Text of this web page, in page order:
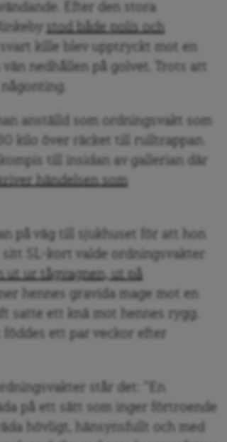
Efter den stora
stod både polis och
kille blev upptryckt mot en
nedhållen på golvet. Trots att
anställd som ordningsvakt som
kilo över räcket till rulltrappan.
till insidan av gallerian där
händelsen som
på väg till sjukhuset för att hon
SL-kort valde ordningsvakter
ut ur tågvagnen, ut på
hennes gravida mage mot en
satte ett knä mot hennes rygg.
ett par veckor efter
står det: “En
på ett sätt som inger förtroende
hövligt, hänsynsfullt och med